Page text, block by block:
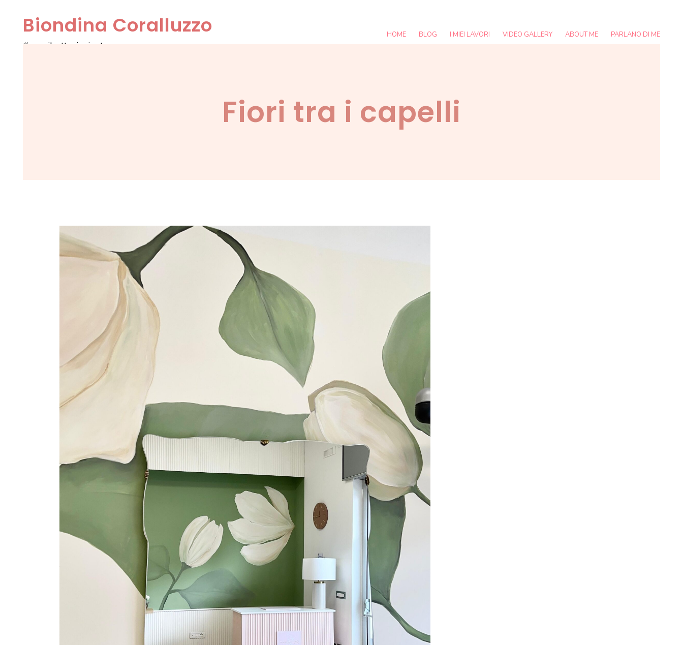
content
Biondina Coralluzzo
#nonsibuttavianiente
HOME BLOG I MIEI LAVORI VIDEO GALLERY ABOUT ME PARLANO DI ME
Fiori tra i capelli